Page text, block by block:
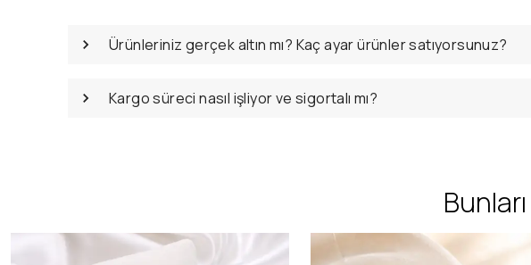
Ürünleriniz gerçek altın mı? Kaç ayar ürünler satıyorsunuz?
Kargo süreci nasıl işliyor ve sigortalı mı?